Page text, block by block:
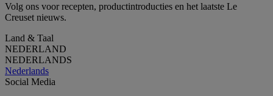
Volg ons voor recepten, productintroducties en het laatste Le
Creuset nieuws.
Land & Taal
NEDERLAND
NEDERLANDS
Nederlands
Social Media